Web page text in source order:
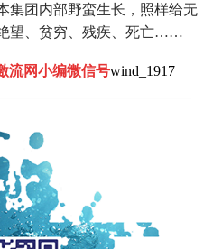
集团内部野蛮生长，照样给无
望、贫穷、残疾、死亡……
流网小编微信号wind_1917